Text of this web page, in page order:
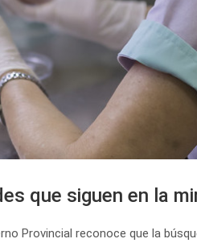
que siguen en la
Provincial reconoce que la